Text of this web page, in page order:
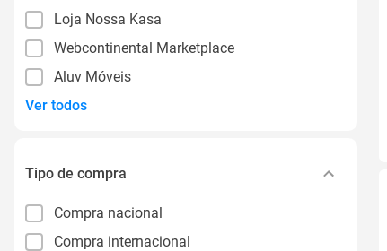
Loja Nossa Kasa
Webcontinental Marketplace
Aluv Móveis
Ver todos
Tipo de compra
Compra nacional
Compra internacional